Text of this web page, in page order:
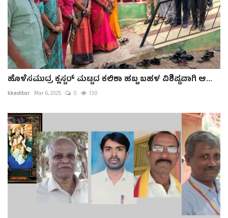
ಹೊಳೆಸಮುದ್ರ ಕ್ಲಸ್ಟರ್ ಮಟ್ಟದ ಕಲಿಕಾ ಹಬ್ಬ ಬಹಳ ವಿಶಿಷ್ಟವಾಗಿ ಆ...
kkeditor Mar 6, 2025 0 130